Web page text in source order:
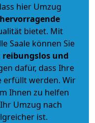
hier Umzug
hervorragende
bietet. Mit
Saale können Sie
reibungslos und
dafür, dass Ihre
erfüllt werden. Wir
Ihnen zu helfen
Umzug nach
ist.